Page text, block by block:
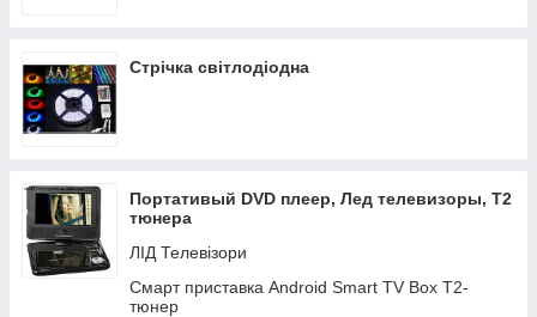
Стрічка світлодіодна
Портативый DVD плеер, Лед телевизоры, Т2
тюнера
ЛІД Телевізори
Смарт приставка Android Smart TV Box T2-
тюнер